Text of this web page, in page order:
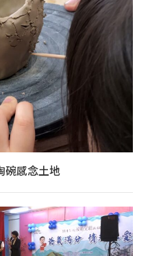
碗感念土地